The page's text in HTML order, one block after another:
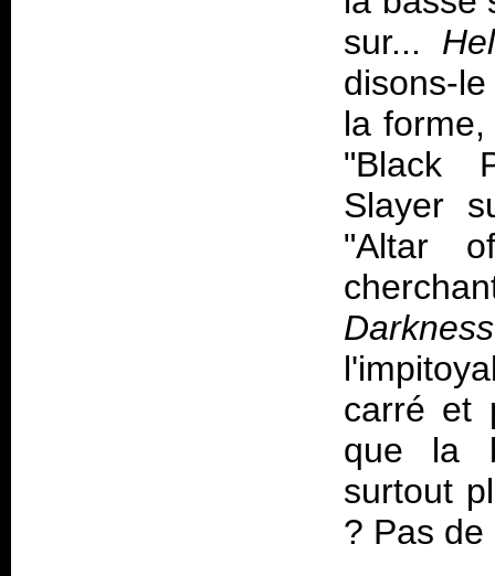
sur...
disons-
la
"Black
Slayer
"Altar
carré et
que la
surtout
? Pas